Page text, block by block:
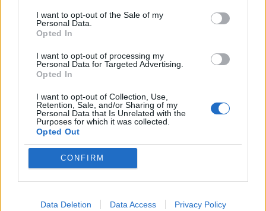
I want to opt-out of the Sale of my
Personal Data.
Opted In
I want to opt-out of processing my
Personal Data for Targeted Advertising.
Opted In
I want to opt-out of Collection, Use,
Retention, Sale, and/or Sharing of my
Personal Data that Is Unrelated with the
Purposes for which it was collected.
Opted Out
CONFIRM
Data Deletion Data Access Privacy Policy
TAIP PAT SKAITYKITE